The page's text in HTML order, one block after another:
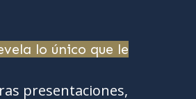
lo único que le
presentaciones,